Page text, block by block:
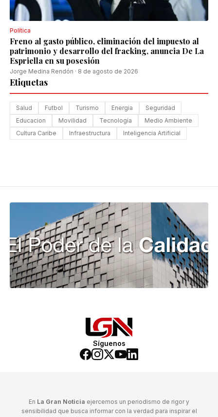
Política
Freno al gasto público, eliminación del impuesto al
patrimonio y desarrollo del fracking, anuncia De La
Espriella en su posesión
Jorge Medina Rendón · 8 de agosto de 2026
Etiquetas
Salud Futbol Turismo Energia
Seguridad
Educacion
Movilidad Tecnología
Medio Ambiente
Cultura Caribe
Infraestructura Inteligencia Artificial
Síguenos
En La Gran Noticia ejercemos un periodismo de rigor y
sensibilidad que busca informar con la verdad para inspirar el